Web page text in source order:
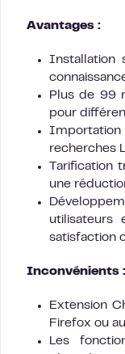
Avantages :
Installation
Plus de 99
pour
recherches
Tarification
une
satisfaction
Inconvénients :
Extension
Firefox ou
Les